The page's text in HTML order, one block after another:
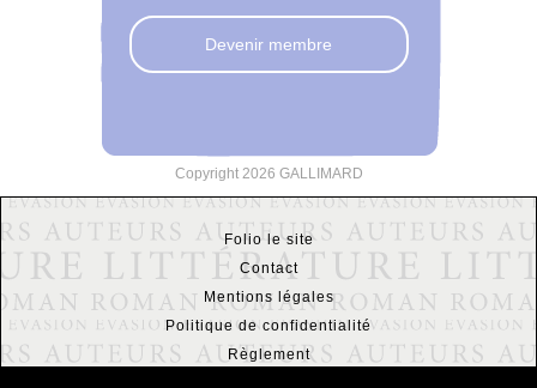
Devenir membre
Copyright 2026 GALLIMARD
Folio le site
Contact
Mentions légales
Politique de confidentialité
Règlement